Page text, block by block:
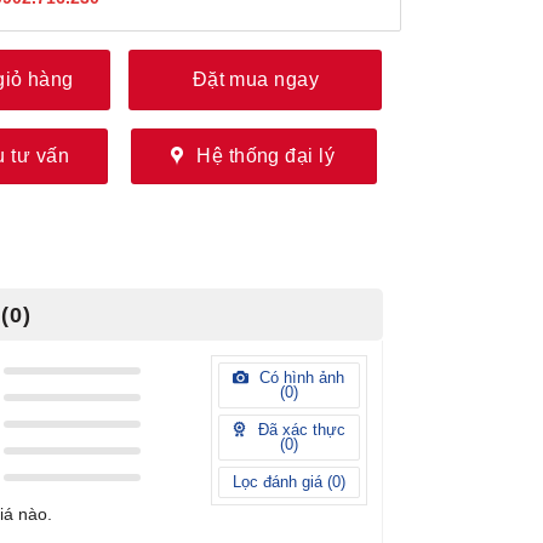
hàng Đặt mua ngay
tư vấn Hệ thống đại lý
Có hình ảnh
(0)
Đã xác thực
(0)
Lọc đánh giá (0)
nào.